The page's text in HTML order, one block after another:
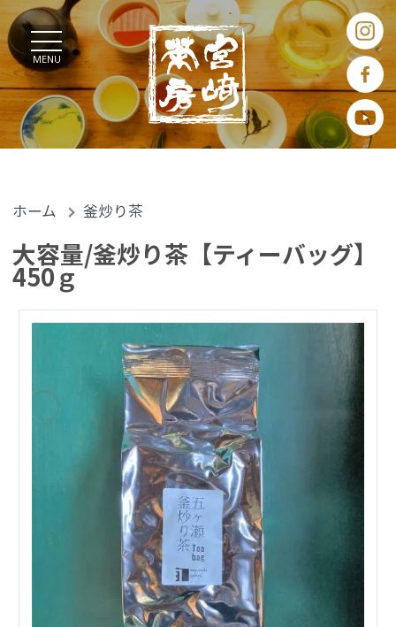
MENU
ホーム 釜炒り茶
大容量/釜炒り茶【ティーバッグ】
450ｇ